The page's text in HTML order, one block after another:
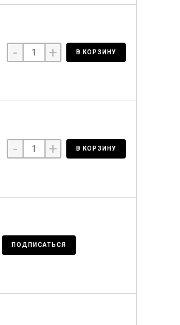
- + В КОРЗИНУ
- + В КОРЗИНУ
ПОДПИСАТЬСЯ